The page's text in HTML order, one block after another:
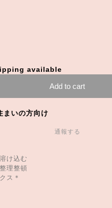
available
Add to cart
まいの方向け
通報する
け込む
理整頓
ス＊